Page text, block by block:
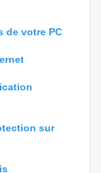
de votre PC
sur